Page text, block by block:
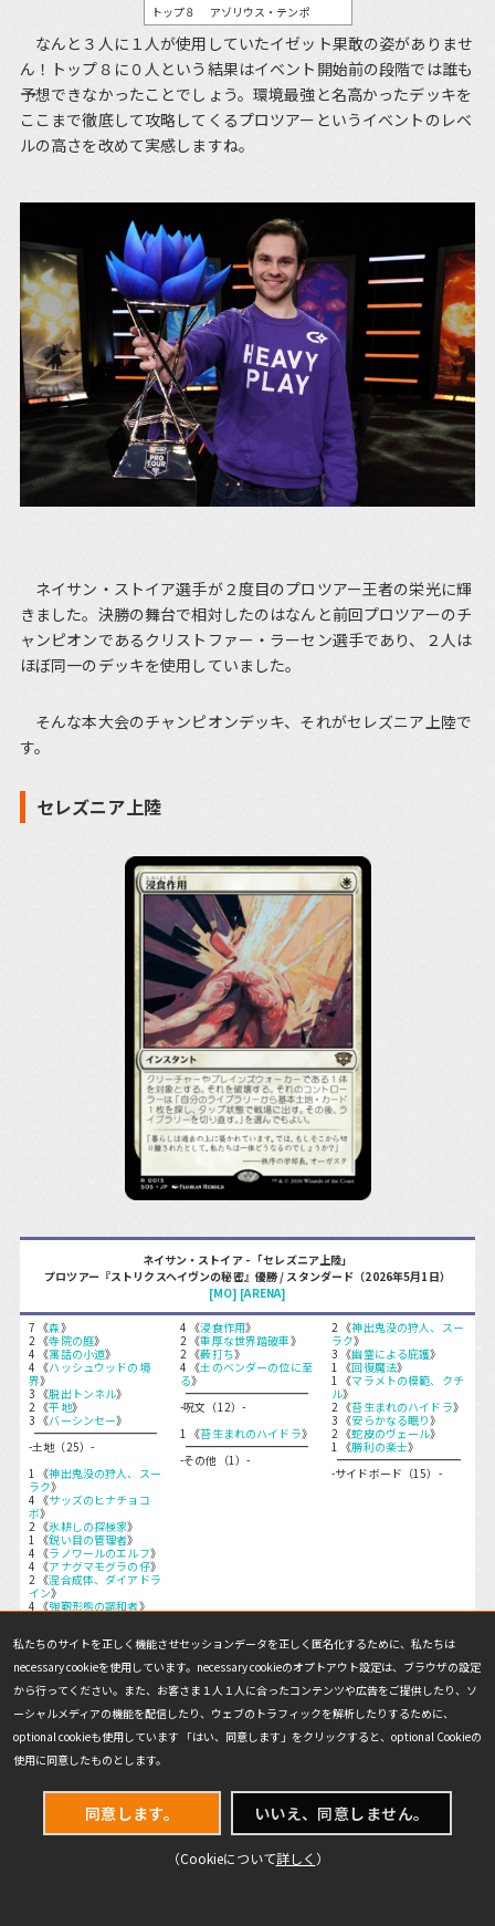
トップ８
アゾリウス・テンポ
なんと３人に１人が使用していたイゼット果敢の姿がありませ
ん！トップ８に０人という結果はイベント開始前の段階では誰も
予想できなかったことでしょう。環境最強と名高かったデッキを
ここまで徹底して攻略してくるプロツアーというイベントのレベ
ルの高さを改めて実感しますね。
ネイサン・ストイア選手が２度目のプロツアー王者の栄光に輝
きました。決勝の舞台で相対したのはなんと前回プロツアーのチ
ャンピオンであるクリストファー・ラーセン選手であり、２人は
ほぼ同一のデッキを使用していました。
そんな本大会のチャンピオンデッキ、それがセレズニア上陸で
す。
セレズニア上陸
ネイサン・ストイア - 「セレズニア上陸」
プロツアー『ストリクスヘイヴンの秘密』優勝 / スタンダード（2026年5月1日）
[MO] [ARENA]
7 《森》
2 《寺院の庭》
4 《寓話の小道》
4 《ハッシュウッドの境
界》
3 《脱出トンネル》
2 《平地》
3 《バーシンセー》
-土地（25）-
1 《神出鬼没の狩人、スー
ラク》
4 《サッズのヒナチョコ
ボ》
2 《氷耕しの探検家》
1 《鋭い目の管理者》
4 《ラノワールのエルフ》
4 《アナグマモグラの仔》
2 《混合成体、ダイアドラ
イン》
4 《強靭形態の調和者》
4 《浸食作用》
2 《重厚な世界踏破車》
2 《薮打ち》
4 《土のベンダーの位に至
る》
-呪文（12）-
1 《苔生まれのハイドラ》
-その他（1）-
2 《神出鬼没の狩人、スー
ラク》
3 《幽霊による庇護》
1 《回復魔法》
1 《マラメトの模範、クチ
ル》
2 《苔生まれのハイドラ》
3 《安らかなる眠り》
2 《蛇皮のヴェール》
1 《勝利の楽士》
-サイドボード（15）-
（Meleeより引用）
先に紹介した緑単上陸の項で「新セットからの強化はない」と
述べましたが、それは「緑単」に限った話となります。『ストリ
クスヘイヴンの秘密』の新戦力を取り入れ、更に１段上のレベル
に昇華された上陸デッキがこのセレズニア上陸です。
私たちのサイトを正しく機能させセッションデータを正しく匿名化するために、私たちは
necessary cookieを使用しています。necessary cookieのオプトアウト設定は、ブラウザの設定
から行ってください。また、お客さま１人１人に合ったコンテンツや広告をご提供したり、ソ
ーシャルメディアの機能を配信したり、ウェブのトラフィックを解析したりするために、
optional cookieも使用しています 「はい、同意します」をクリックすると、optional Cookieの
使用に同意したものとします。
同意します。 いいえ、同意しません。
（Cookieについて詳しく ）